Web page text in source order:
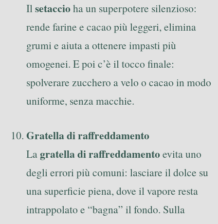
Ilsetaccioha un superpotere silenzioso:
rende farine e cacao più leggeri, elimina
grumi e aiuta a ottenere impasti più
omogenei. E poi c’è il tocco finale:
spolverare zucchero a velo o cacao in modo
uniforme, senza macchie.
Gratella di raffreddamento
Lagratella di raffreddamentoevita uno
degli errori più comuni: lasciare il dolce su
una superficie piena, dove il vapore resta
intrappolato e “bagna” il fondo. Sulla